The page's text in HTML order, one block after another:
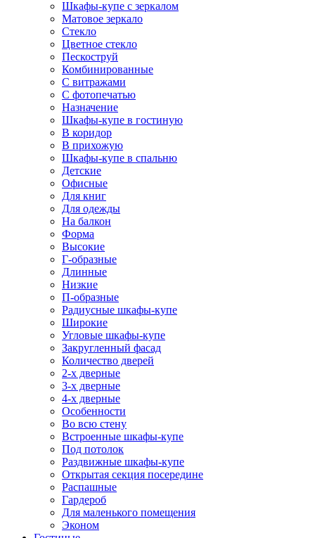
Шкафы-купе с зеркалом
Матовое зеркало
Стекло
Цветное стекло
Пескоструй
Комбинированные
С витражами
С фотопечатью
Назначение
Шкафы-купе в гостиную
В коридор
В прихожую
Шкафы-купе в спальню
Детские
Офисные
Для книг
Для одежды
На балкон
Форма
Высокие
Г-образные
Длинные
Низкие
П-образные
Радиусные шкафы-купе
Широкие
Угловые шкафы-купе
Закругленный фасад
Количество дверей
2-х дверные
3-х дверные
4-х дверные
Особенности
Во всю стену
Встроенные шкафы-купе
Под потолок
Раздвижные шкафы-купе
Открытая секция посередине
Распашные
Гардероб
Для маленького помещения
Эконом